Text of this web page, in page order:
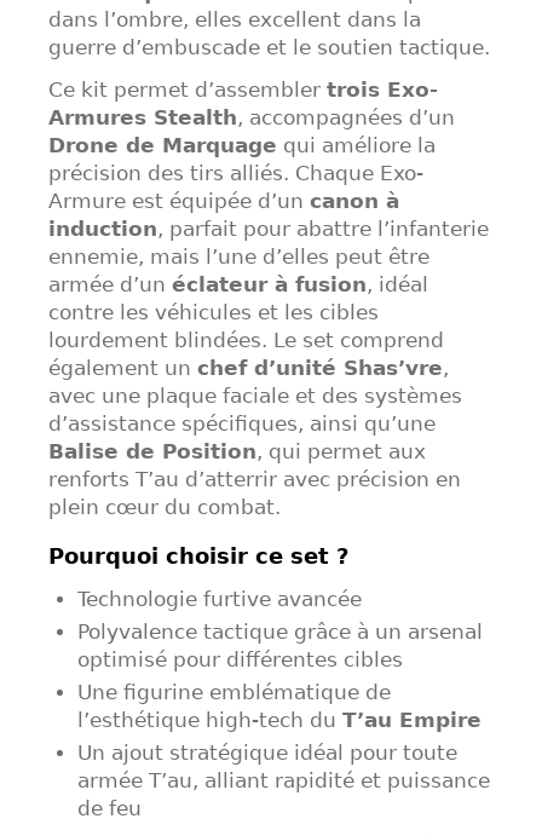
dans l’ombre, elles excellent dans la
guerre d’embuscade et le soutien tactique.
Ce kit permet d’assembler trois Exo-
Armures Stealth, accompagnées d’un
Drone de Marquage qui améliore la
précision des tirs alliés. Chaque Exo-
Armure est équipée d’un canon à
induction, parfait pour abattre l’infanterie
ennemie, mais l’une d’elles peut être
armée d’un éclateur à fusion, idéal
contre les véhicules et les cibles
lourdement blindées. Le set comprend
également un chef d’unité Shas’vre,
avec une plaque faciale et des systèmes
d’assistance spécifiques, ainsi qu’une
Balise de Position, qui permet aux
renforts T’au d’atterrir avec précision en
plein cœur du combat.
Pourquoi choisir ce set ?
Technologie furtive avancée
Polyvalence tactique grâce à un arsenal
optimisé pour différentes cibles
Une figurine emblématique de
l’esthétique high-tech du T’au Empire
Un ajout stratégique idéal pour toute
armée T’au, alliant rapidité et puissance
de feu